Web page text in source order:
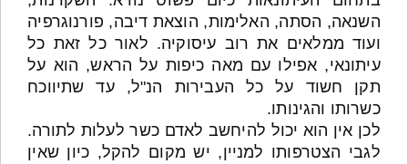
השנאה, הסתה, האלימות, הוצאת דיבה, פורנוגרפיה
ועוד ממלאים את רוב עיסוקיה. לאור כל זאת כל
עיתונאי, אפילו עם מאה כיפות על הראש, הוא על
תקן חשוד על כל העבירות הנ"ל, עד שתיווכח
כשרותו והגינותו.
לכן אין הוא יכול להיחשב לאדם כשר לעלות לתורה.
לגבי הצטרפותו למניין, יש מקום להקל, כיון שאין